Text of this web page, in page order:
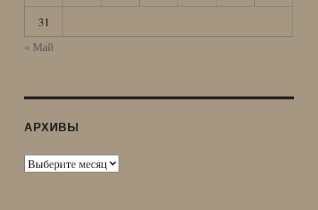
31
« Май
АРХИВЫ
Архивы